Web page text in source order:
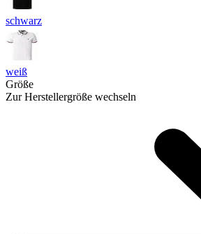
schwarz
weiß
Größe
Zur Herstellergröße wechseln